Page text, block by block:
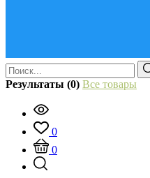
Результаты (0) Все товары
0
0